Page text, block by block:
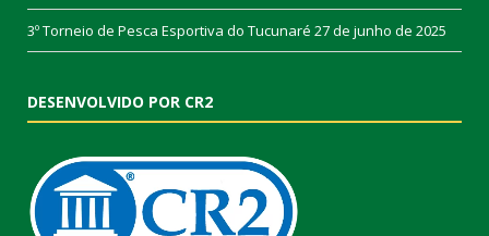
3º Torneio de Pesca Esportiva do Tucunaré 27 de junho de 2025
DESENVOLVIDO POR CR2